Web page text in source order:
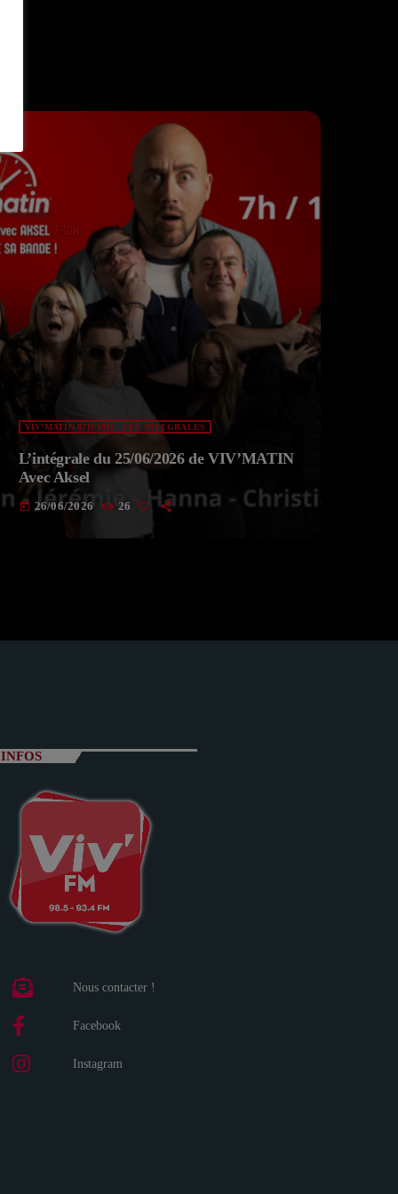
VIV'MATIN 07H/10H - LES INTÉGRALES
L’intégrale du 25/06/2026 de VIV’MATIN
Avec Aksel
today 26/06/2026 26
INFOS
Nous contacter !
Facebook
Instagram